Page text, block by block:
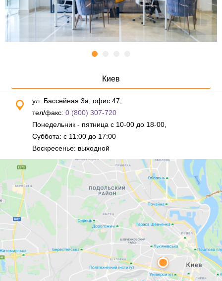
Киев
ул. Бассейная 3а, офис 47,
тел/факс: 0 (800) 307-720
Понедельник - пятница с 10-00 до 18-00,
Суббота: с 11:00 до 17:00
Воскресенье: выходной